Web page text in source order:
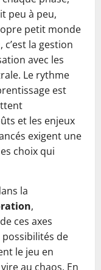
peu à peu,
petit monde
c’est la gestion
avec les
Le rythme
est
et les enjeux
exigent une
choix qui
la
,
ces axes
de
le jeu en
au chaos. En